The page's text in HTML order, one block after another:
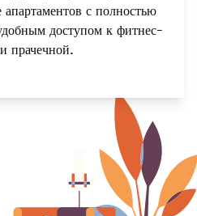
с полностью
доступом к фитнес-
прачечной.